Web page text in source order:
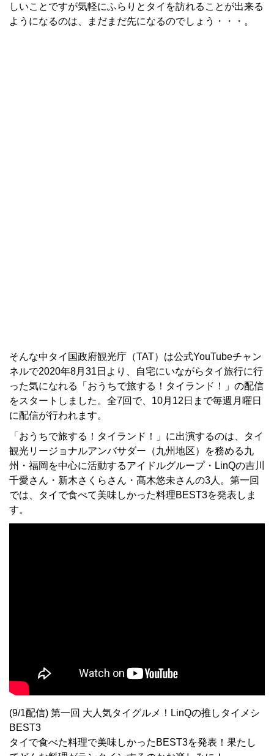
しいことですが気軽にふらりとタイを訪れることが出来る
ようになるのは、まだまだ先になるのでしょう・・・。
そんな中タイ国政府観光庁（TAT）は公式YouTubeチャン
ネルで2020年8月31日より、自宅にいながらタイ旅行に行
った気になれる「おうちで旅する！タイランド！」の配信
をスタートしました。全7回で、10月12日まで毎週月曜日
に配信が行われます。
「おうちで旅する！タイランド！」に出演するのは、タイ
観光リージョナルアンバサダー（九州地区）を務める九
州・福岡を中心に活動するアイドルグループ・LinQの吉川
千愛さん・新木さくらさん・髙木悠未さんの3人。第一回
では、タイで食べて美味しかった料理BEST3を発表しま
す。
(9/1配信) 第一回 大人気タイグルメ！LinQの推しタイメシ
BEST3
タイで食べた料理で美味しかったBEST3を発表！果たし